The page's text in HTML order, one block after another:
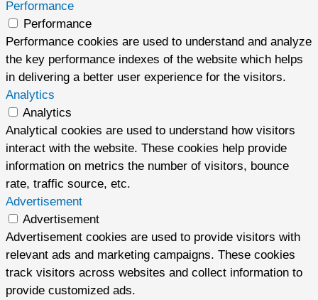
Performance
Performance
Performance cookies are used to understand and analyze
the key performance indexes of the website which helps
in delivering a better user experience for the visitors.
Analytics
Analytics
Analytical cookies are used to understand how visitors
interact with the website. These cookies help provide
information on metrics the number of visitors, bounce
rate, traffic source, etc.
Advertisement
Advertisement
Advertisement cookies are used to provide visitors with
relevant ads and marketing campaigns. These cookies
track visitors across websites and collect information to
provide customized ads.